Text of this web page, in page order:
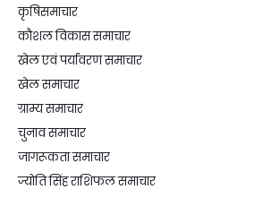
कृषिसमाचार
कौशल विकास समाचार
खेल एवं पर्यावरण समाचार
खेल समाचार
ग्राम्य समाचार
चुनाव समाचार
जागरूकता समाचार
ज्योति सिंह राशिफल समाचार